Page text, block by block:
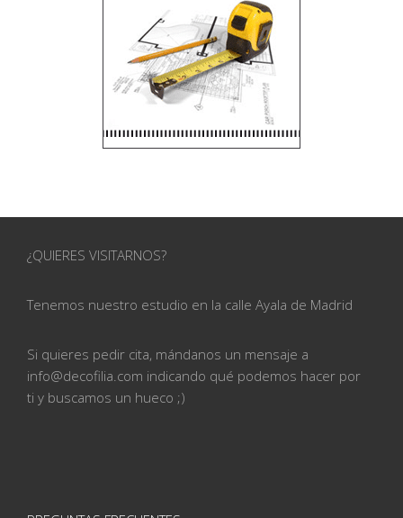
¿QUIERES VISITARNOS?
Tenemos nuestro estudio en la calle Ayala de Madrid
Si quieres pedir cita, mándanos un mensaje a
info@decofilia.com indicando qué podemos hacer por
ti y buscamos un hueco ;)